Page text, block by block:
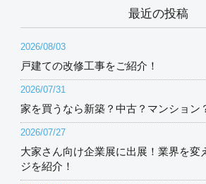
最近の投稿
2026/08/03
戸建ての改修工事をご紹介！
2026/07/31
家を買うなら新築？中古？マンション
2026/07/27
大家さん向け企業展に出展！業界を変
ジを紹介！